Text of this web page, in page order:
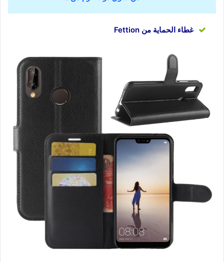
غطاء الحماية من Fettion